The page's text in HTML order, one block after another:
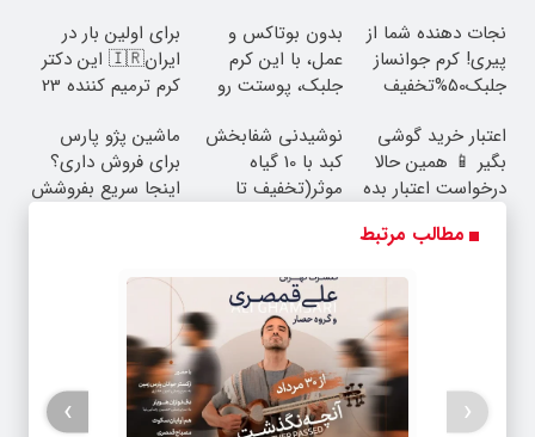
کن
نجات دهنده شما از
پیری! کرم جوانساز
جلبک50%تخفیف
بدون بوتاکس و
عمل، با این کرم
جلبک، پوستت رو
برای اولین بار در
ایران🇮🇷 این دکتر
کرم ترمیم کننده 23
اعتبار خرید گوشی
بگیر 📱 همین حالا
درخواست اعتبار بده
نوشیدنی شفابخش
کبد با 10 گیاه
موثر(تخفیف تا
ماشین پژو پارس
برای فروش داری؟
اینجا سریع بفروشش
مطالب مرتبط
‹
›